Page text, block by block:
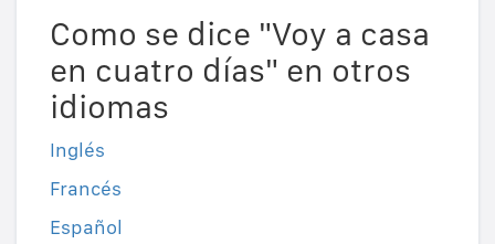
Como se dice "Voy a casa
en cuatro días" en otros
idiomas
Inglés
Francés
Español